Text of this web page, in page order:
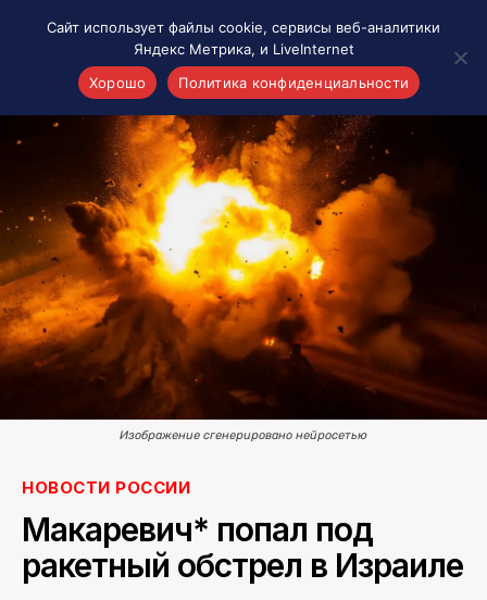
Акценты
Материалы о Рязани и области
Проекты 7 инфо
Здоровье
Интересное
Новости кино и ТВ
Новости России
Политика
Новости мира
Все материалы 7инфо
ПОИСК ПО САЙТУ
Изображение сгенерировано нейросетью
НОВОСТИ РОССИИ
Макаревич* попал под
ракетный обстрел в Израиле
Сайт использует файлы cookie, сервисы веб-аналитики
Яндекс Метрика, и LiveInternet
Хорошо
Политика конфиденциальности